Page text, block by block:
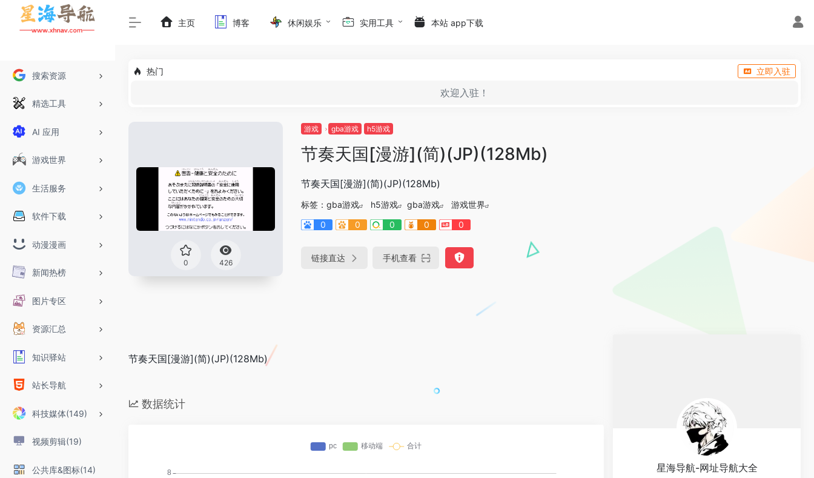
搜索资源
精选工具
AI 应用
游戏世界
生活服务
软件下载
动漫漫画
新闻热榜
图片专区
资源汇总
知识驿站
站长导航
科技媒体(149)
视频剪辑(19)
公共库&图标(14)
主页 博客 休闲娱乐 实用工具 本站 app下载
热门 立即入驻
欢迎入驻！
0 426
游戏 gba游戏 h5游戏
节奏天国[漫游](简)(JP)(128Mb)
节奏天国[漫游](简)(JP)(128Mb)
标签： gba游戏 h5游戏 gba游戏
游戏世界
0
0 0 0 0
链接直达 手机查看
节奏天国[漫游](简)(JP)(128Mb)
数据统计
星海导航-网址导航大全